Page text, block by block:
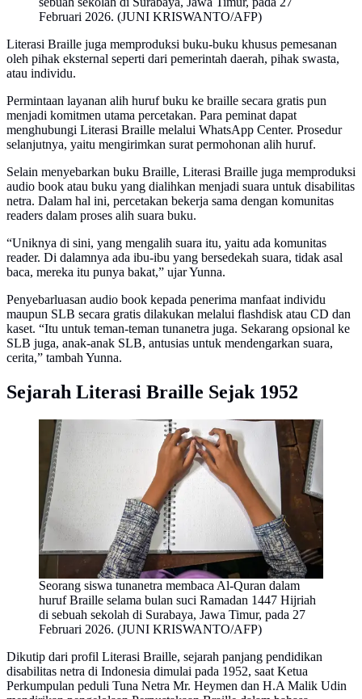
Februari 2026. (JUNI KRISWANTO/AFP)
Literasi Braille juga memproduksi buku-buku khusus pemesanan
oleh pihak eksternal seperti dari pemerintah daerah, pihak swasta,
atau individu.
Permintaan layanan alih huruf buku ke braille secara gratis pun
menjadi komitmen utama percetakan. Para peminat dapat
menghubungi Literasi Braille melalui WhatsApp Center. Prosedur
selanjutnya, yaitu mengirimkan surat permohonan alih huruf.
Selain menyebarkan buku Braille, Literasi Braille juga memproduksi
audio book atau buku yang dialihkan menjadi suara untuk disabilitas
netra. Dalam hal ini, percetakan bekerja sama dengan komunitas
readers dalam proses alih suara buku.
“Uniknya di sini, yang mengalih suara itu, yaitu ada komunitas
reader. Di dalamnya ada ibu-ibu yang bersedekah suara, tidak asal
baca, mereka itu punya bakat,” ujar Yunna.
Penyebarluasan audio book kepada penerima manfaat individu
maupun SLB secara gratis dilakukan melalui flashdisk atau CD dan
kaset. “Itu untuk teman-teman tunanetra juga. Sekarang opsional ke
SLB juga, anak-anak SLB, antusias untuk mendengarkan suara,
cerita,” tambah Yunna.
Sejarah Literasi Braille Sejak 1952
Seorang siswa tunanetra membaca Al-Quran dalam
huruf Braille selama bulan suci Ramadan 1447 Hijriah
di sebuah sekolah di Surabaya, Jawa Timur, pada 27
Februari 2026. (JUNI KRISWANTO/AFP)
Dikutip dari profil Literasi Braille, sejarah panjang pendidikan
disabilitas netra di Indonesia dimulai pada 1952, saat Ketua
Perkumpulan peduli Tuna Netra Mr. Heymen dan H.A Malik Udin